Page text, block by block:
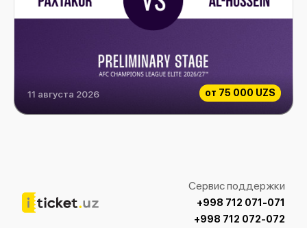
от 75 000 UZS
Paxtakor vs Al-Hussein
11 августа 2026
Сервис поддержки
+998 712 071-071
+998 712 072-072